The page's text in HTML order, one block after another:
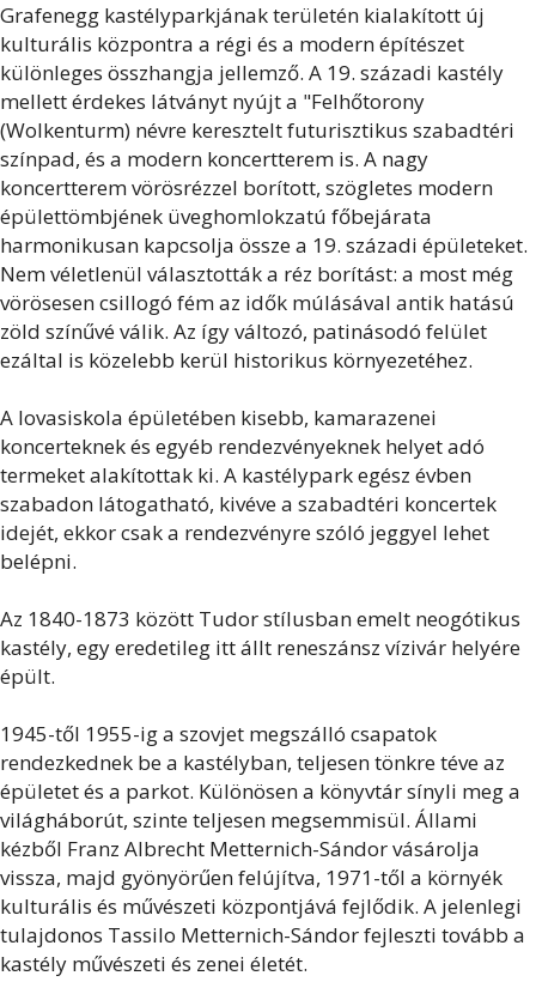
Grafenegg kastélyparkjának területén kialakított új
kulturális központra a régi és a modern építészet
különleges összhangja jellemző. A 19. századi kastély
mellett érdekes látványt nyújt a "Felhőtorony
(Wolkenturm) névre keresztelt futurisztikus szabadtéri
színpad, és a modern koncertterem is. A nagy
koncertterem vörösrézzel borított, szögletes modern
épülettömbjének üveghomlokzatú főbejárata
harmonikusan kapcsolja össze a 19. századi épületeket.
Nem véletlenül választották a réz borítást: a most még
vörösesen csillogó fém az idők múlásával antik hatású
zöld színűvé válik. Az így változó, patinásodó felület
ezáltal is közelebb kerül historikus környezetéhez.
A lovasiskola épületében kisebb, kamarazenei
koncerteknek és egyéb rendezvényeknek helyet adó
termeket alakítottak ki. A kastélypark egész évben
szabadon látogatható, kivéve a szabadtéri koncertek
idejét, ekkor csak a rendezvényre szóló jeggyel lehet
belépni.
Az 1840-1873 között Tudor stílusban emelt neogótikus
kastély, egy eredetileg itt állt reneszánsz vízivár helyére
épült.
1945-től 1955-ig a szovjet megszálló csapatok
rendezkednek be a kastélyban, teljesen tönkre téve az
épületet és a parkot. Különösen a könyvtár sínyli meg a
világháborút, szinte teljesen megsemmisül. Állami
kézből Franz Albrecht Metternich-Sándor vásárolja
vissza, majd gyönyörűen felújítva, 1971-től a környék
kulturális és művészeti központjává fejlődik. A jelenlegi
tulajdonos Tassilo Metternich-Sándor fejleszti tovább a
kastély művészeti és zenei életét.